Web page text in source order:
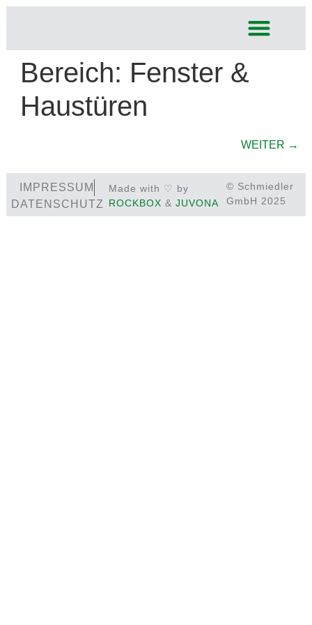
Bereich: Fenster &
Haustüren
WEITER →
IMPRESSUM
DATENSCHUTZ
Made with ♡ by
ROCKBOX & JUVONA
© Schmiedler
GmbH 2025